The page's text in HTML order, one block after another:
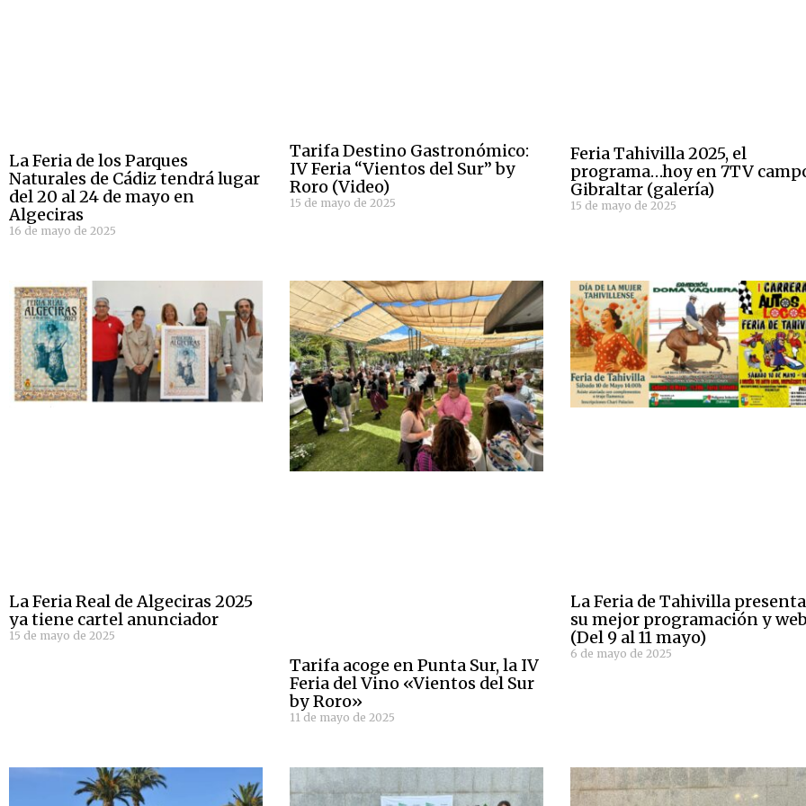
La Feria de los Parques
Naturales de Cádiz tendrá lugar
del 20 al 24 de mayo en
Algeciras
16 de mayo de 2025
Tarifa Destino Gastronómico:
IV Feria “Vientos del Sur” by
Roro (Video)
15 de mayo de 2025
Feria Tahivilla 2025, el
programa…hoy en 7TV
Gibraltar (galería)
15 de mayo de 2025
La Feria Real de Algeciras 2025
ya tiene cartel anunciador
15 de mayo de 2025
Tarifa acoge en Punta Sur, la IV
Feria del Vino «Vientos del Sur
by Roro»
11 de mayo de 2025
La Feria de Tahivilla presenta
su mejor programación y
(Del 9 al 11 mayo)
6 de mayo de 2025